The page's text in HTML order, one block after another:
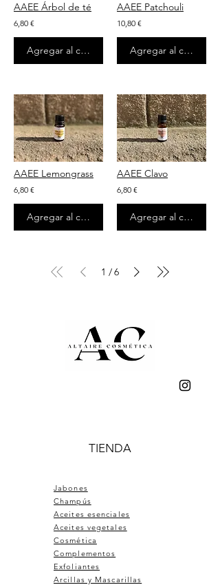
AAEE Árbol de té
6,80 €
Agregar al carrito
AAEE Patchouli
10,80 €
Agregar al carrito
AAEE Lemongrass
6,80 €
Agregar al carrito
AAEE Clavo
6,80 €
Agregar al carrito
1 /6
TIENDA
Jabones
Champús
Aceites esenciales
Aceites vegetales
Cosmética
Complementos
Exfoliantes
Arcillas y Mascarillas